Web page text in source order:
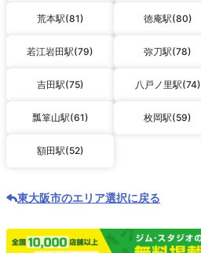
荒本駅(81) 徳庵駅(80)
若江岩田駅(79) 弥刀駅(78)
吉田駅(75) 八戸ノ里駅(74)
瓢箪山駅(61) 枚岡駅(59)
額田駅(52)
東大阪市のエリア選択に戻る